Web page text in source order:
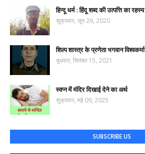
हिन्दू धर्म : हिंदू शब्द की उत्पत्ति का रहस्य
शुक्रवार, जून 26, 2020
शिल्प शास्त्र के प्रणेता भगवान विश्वकर्मा
बुधवार, सितंबर 15, 2021
स्वप्न में मंदिर दिखाई देने का अर्थ
शुक्रवार, मई 09, 2025
SUBSCRIBE US